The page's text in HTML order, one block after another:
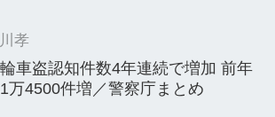
孝
車盗認知件数4年連続で増加 前年
万4500件増／警察庁まとめ